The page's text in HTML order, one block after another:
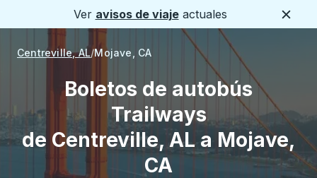
Ver avisos de viajeactuales
Centreville, AL Mojave, CA
Boletos de autobús
Trailways
de Centreville, AL a Mojave,
CA